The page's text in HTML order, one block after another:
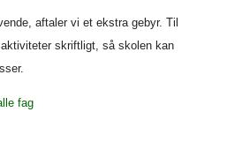
aftaler vi et ekstra gebyr. Til
skriftligt, så skolen kan
fag